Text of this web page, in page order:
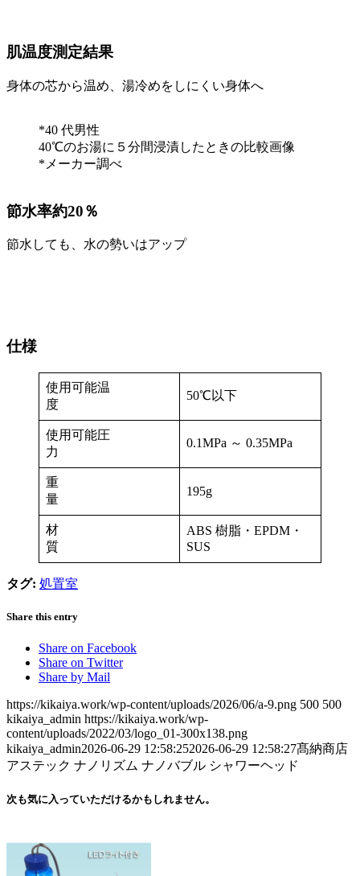
肌温度測定結果
身体の芯から温め、湯冷めをしにくい身体へ
*40 代男性
40℃のお湯に５分間浸漬したときの比較画像
*メーカー調べ
節水率約20％
節水しても、水の勢いはアップ
仕様
使用可能温
度
50℃以下
使用可能圧
力
0.1MPa ～ 0.35MPa
重
量
195g
材
質
ABS 樹脂・EPDM・
SUS
タグ: 処置室
Share this entry
Share on Facebook
Share on Twitter
Share by Mail
https://kikaiya.work/wp-content/uploads/2026/06/a-9.png 500 500
kikaiya_admin https://kikaiya.work/wp-
content/uploads/2022/03/logo_01-300x138.png
kikaiya_admin2026-06-29 12:58:252026-06-29 12:58:27髙納商店
アステック ナノリズム ナノバブル シャワーヘッド
次も気に入っていただけるかもしれません。